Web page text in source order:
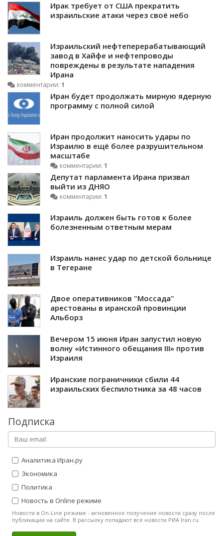
Ирак требует от США прекратить
израильские атаки через своё небо
Израильский нефтеперерабатывающий
завод в Хайфе и нефтепроводы
повреждены в результате нападения
Ирана
комментарии: 1
Иран будет продолжать мирную ядерную
программу с полной силой
Иран продолжит наносить удары по
Израилю в ещё более разрушительном
масштабе
комментарии: 1
Депутат парламента Ирана призвал
выйти из ДНЯО
комментарии: 1
Израиль должен быть готов к более
болезненным ответным мерам
Израиль нанес удар по детской больнице
в Тегеране
Двое оперативников "Моссада"
арестованы в иранской провинции
Альборз
Вечером 15 июня Иран запустил новую
волну «Истинного обещания III» против
Израиля
Иранские пограничники сбили 44
израильских беспилотника за 48 часов
Подписка
Аналитика Иран.ру
Экономика
Политика
Новость в Online режиме
Новости в On-Line режиме - мгновенное получение новости сразу после
публикации на сайте. В рассылку попадают все новости РИА Iran.ru.